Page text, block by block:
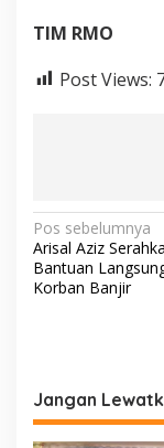
TIM RMO
Post Views:
N
a
v
a
s
Pos sebelumnya
Arisal Aziz
Bantuan
Korban Banjir
Jangan